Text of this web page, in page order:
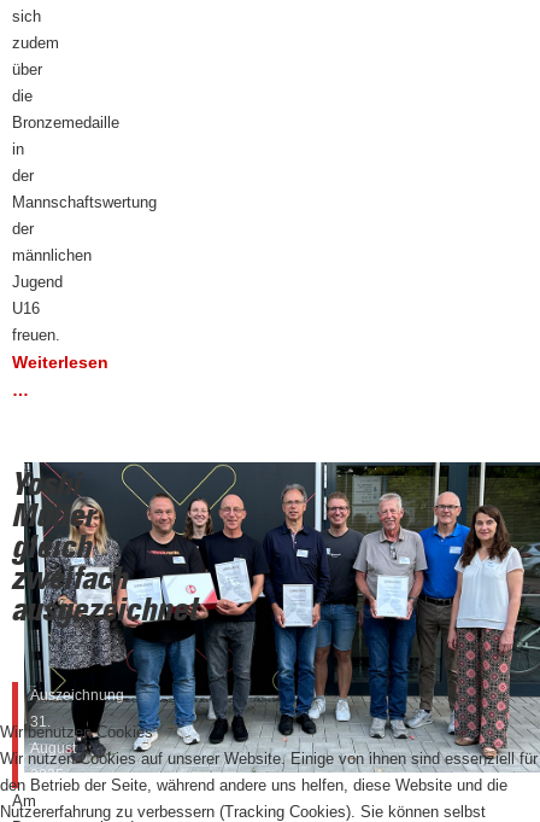
sich
zudem
über
die
Bronzemedaille
in
der
Mannschaftswertung
der
männlichen
Jugend
U16
freuen.
Weiterlesen
…
Yoshi
Müller
gleich
zweifach
ausgezeichnet
Auszeichnung
31.
August
2025
Am
Wir benutzen Cookies
Wir nutzen Cookies auf unserer Website. Einige von ihnen sind essenziell für
den Betrieb der Seite, während andere uns helfen, diese Website und die
Nutzererfahrung zu verbessern (Tracking Cookies). Sie können selbst